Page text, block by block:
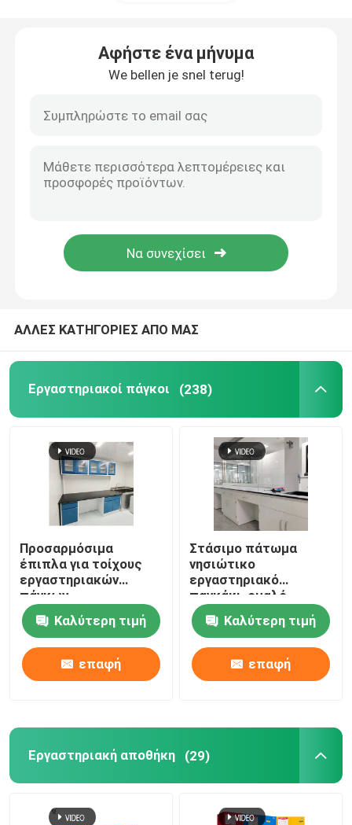
Εργαστηριακό πάγκο
Επιστημονικά έπιπλα
Αφήστε ένα μήνυμα
We bellen je snel terug!
ΑΛΛΕΣ ΚΑΤΗΓΟΡΙΕΣ ΑΠΟ ΜΑΣ
Εργαστηριακοί πάγκοι (238)
Προσαρμόσιμα
έπιπλα για τοίχους
εργαστηριακών
πάγκων
W750*H850mm Χημικά
ανθεκτικάΚαλύτερη τιμή
επαφή
Στάσιμο πάτωμα
νησιώτικο
εργαστηριακό
παγκάκι, ομαλό
εργαστηριακό
τοίχωμα έπιπλα
παγκάκι
Καλύτερη τιμή
επαφή
Εργαστηριακή αποθήκη (29)